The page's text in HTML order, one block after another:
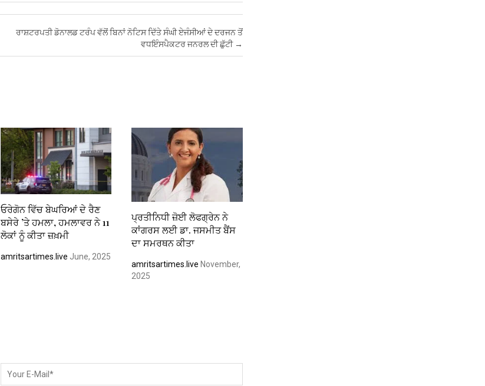
ਰਾਸ਼ਟਰਪਤੀ ਡੋਨਾਲਡ ਟਰੰਪ ਵੱਲੋਂ ਬਿਨਾਂ ਨੋਟਿਸ ਦਿੱਤੇ ਸੰਘੀ ਏਜੰਸੀਆਂ ਦੇ ਦਰਜਨ ਤੋਂ
ਵਧਇੰਸਪੈਕਟਰ ਜਨਰਲ ਦੀ ਛੁੱਟੀ →
ਓਰੇਗੋਨ ਵਿੱਚ ਬੇਘਰਿਆਂ ਦੇ ਰੈਣ
ਬਸੇਰੇ ’ਤੇ ਹਮਲਾ, ਹਮਲਾਵਰ ਨੇ 11
ਲੋਕਾਂ ਨੂੰ ਕੀਤਾ ਜ਼ਖ਼ਮੀ
amritsartimes.live June, 2025
ਪ੍ਰਤੀਨਿਧੀ ਜ਼ੋਈ ਲੋਫਗ੍ਰੇਨ ਨੇ
ਕਾਂਗਰਸ ਲਈ ਡਾ. ਜਸਮੀਤ ਬੈਂਸ
ਦਾ ਸਮਰਥਨ ਕੀਤਾ
amritsartimes.live November,
2025